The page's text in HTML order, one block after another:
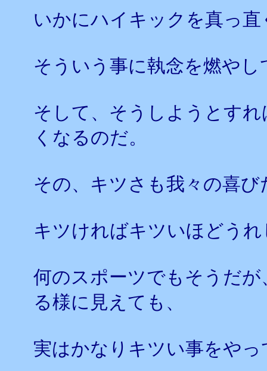
いかにハイキックを真っ
そういう事に執念を燃や
そして、そうしようとす
くなるのだ。
その、キツさも我々の喜び
キツければキツいほどう
何のスポーツでもそうだ
る様に見えても、
実はかなりキツい事をや